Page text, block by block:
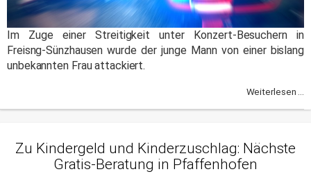
Im Zuge einer Streitigkeit unter Konzert-Besuchern in
Freisng-Sünzhausen wurde der junge Mann von einer bislang
unbekannten Frau attackiert.
Weiterlesen ...
Zu Kindergeld und Kinderzuschlag: Nächste
Gratis-Beratung in Pfaffenhofen